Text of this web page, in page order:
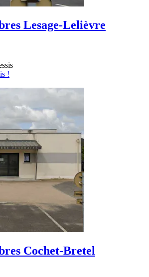
Lesage-Lelièvre
!
Cochet-Bretel